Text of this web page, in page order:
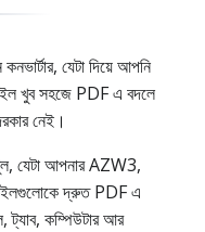
যেটা দিয়ে আপনি
খুব সহজে PDF এ বদলে
নেই।
যেটা আপনার AZW3,
দ্রুত PDF এ
কম্পিউটার আর